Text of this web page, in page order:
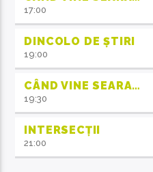
17:00
DINCOLO DE ȘTIRI
19:00
CÂND VINE SEARA…
19:30
INTERSECȚII
21:00